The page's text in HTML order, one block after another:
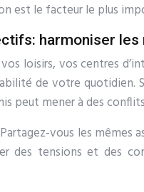
est le facteur le plus
harmoniser les
loisirs, vos centres
de votre quotidien.
peut mener à des
vous les
des tensions et des